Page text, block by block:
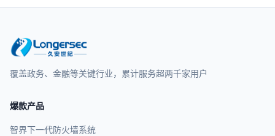
覆盖政务、金融等关键行业，累计服务超两千家用户
爆款产品
智界下一代防火墙系统